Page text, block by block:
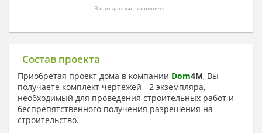
Ваши данные защищены
Состав проекта
Приобретая проект дома в компании Dom4M, Вы
получаете комплект чертежей - 2 экземпляра,
необходимый для проведения строительных работ и
беспрепятственного получения разрешения на
строительство.